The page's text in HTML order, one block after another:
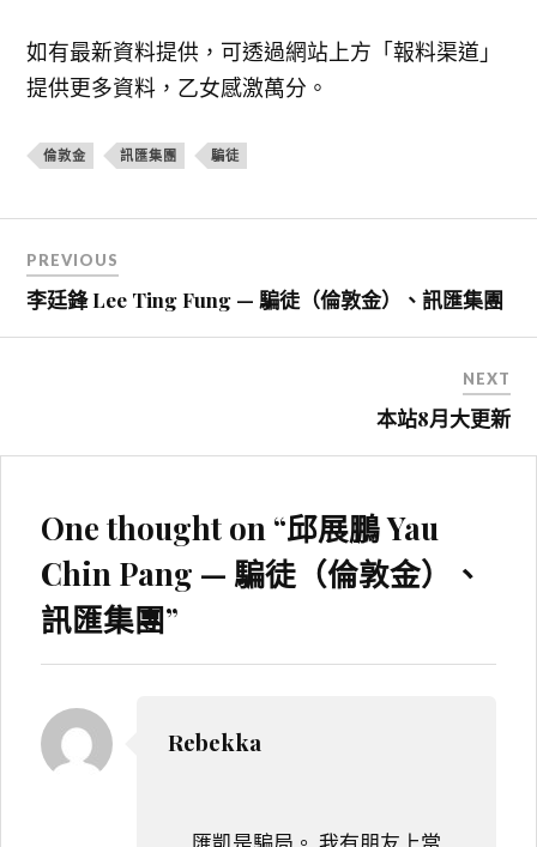
如有最新資料提供，可透過網站上方「報料渠道」
提供更多資料，乙女感激萬分。
倫敦金 訊匯集團 騙徒
章
導
PREVIOUS
李廷鋒 Lee Ting Fung — 騙徒（倫敦金）、訊匯集團
NEXT
本站8月大更新
One thought on “邱展鵬 Yau
Chin Pang — 騙徒（倫敦金）、
訊匯集團”
Rebekka